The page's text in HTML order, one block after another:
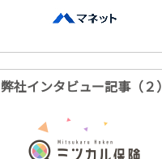
弊社インタビュー記事（２）